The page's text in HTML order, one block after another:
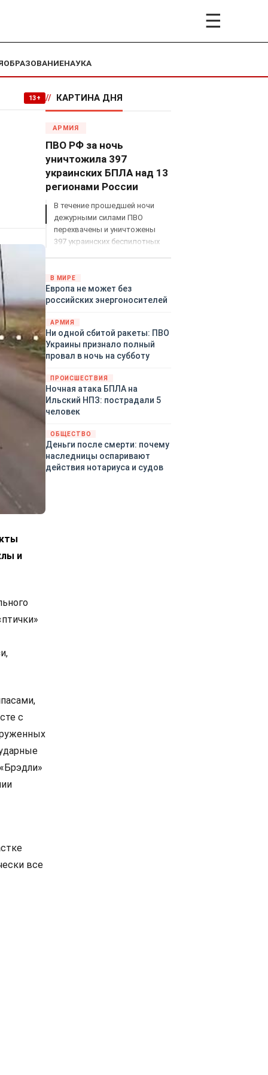
☰
ОБРАЗОВАНИЕНАУКА
13+
и
с
все
// КАРТИНА ДНЯ
АРМИЯ
ПВО РФ за ночь
уничтожила 397
украинских БПЛА над 13
регионами России
В течение прошедшей ночи
дежурными силами ПВО
перехвачены и уничтожены
397 украинских беспилотных
территориями Белгородской,
Брянской, Воронежской,
Курской, Липецкой,
Ростовской, Рязанской,
Самарской, Саратовской,
Тамбовской, Тульской
областей, Краснодарского
края, Республики Крым и над
акваторией Азовского моря.
В МИРЕ
Европа не может без
российских энергоносителей
АРМИЯ
Ни одной сбитой ракеты: ПВО
Украины признало полный
провал в ночь на субботу
ПРОИСШЕСТВИЯ
Ночная атака БПЛА на
Ильский НПЗ: пострадали 5
человек
ОБЩЕСТВО
Деньги после смерти: почему
наследницы оспаривают
действия нотариуса и судов